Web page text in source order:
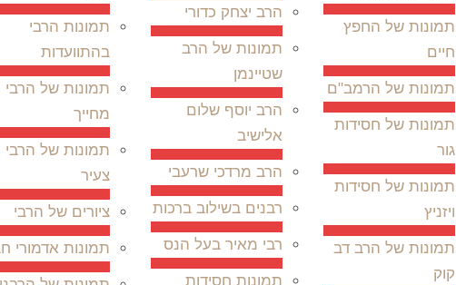
תמונות של החפץ
חיים
תמונות של הרמב"ם
תמונות של חסידות
גור
תמונות של חסידות
ויזניץ
תמונות של הרב דב
קוק
הרב יצחק כדורי
תמונות של הרב
שטיינמן
הרב יוסף שלום
אלישיב
הרב מרדכי שרעבי
רבנים בשילוב ברכות
רבי מאיר בעל הנס
תמונות חסידות
תמונות הרבי
בהתוועדות
תמונות של הרבי
מחייך
תמונות של הרבי
צעיר
ציורים של הרבי
תמונות אדמורי